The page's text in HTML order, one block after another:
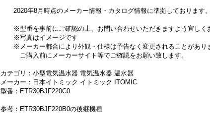
2020年8月時点のメーカー情報・カタログ情報に準拠しております
※型番を事前にご確認の上、お問い合わせいただきますよう宜しく
※写真はイメージです
※メーカー都合により外観・仕様は予告なく変更されることがあり
ご購入前にメーカーサイト等でご確認をお願い致します。
カテゴリ：小型電気温水器 電気温水器 温水器
メーカー：日本イトミック イトミック ITOMIC
型番：ETR30BJF220C0
参考：ETR30BJF220B0の後継機種